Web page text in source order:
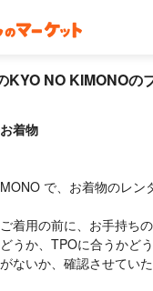
KYO NO KIMONOの
着物
で、お着物のレン
着用の前に、お手持ち
うか、TPOに合うかどう
ないか、確認させていた